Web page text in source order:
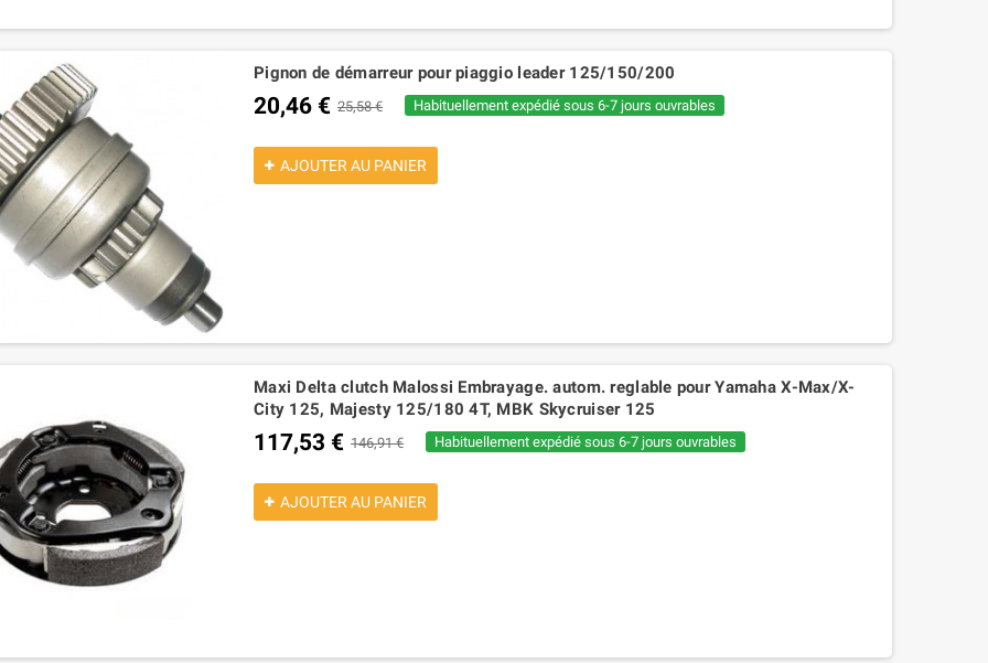
Pignon de démarreur pour piaggio leader 125/150/200
20,46 € 25,58 € Habituellement expédié sous 6-7 jours ouvrables
AJOUTER AU PANIER
Maxi Delta clutch Malossi Embrayage. autom. reglable pour Yamaha X-Max/X-
City 125, Majesty 125/180 4T, MBK Skycruiser 125
117,53 € 146,91 € Habituellement expédié sous 6-7 jours ouvrables
AJOUTER AU PANIER